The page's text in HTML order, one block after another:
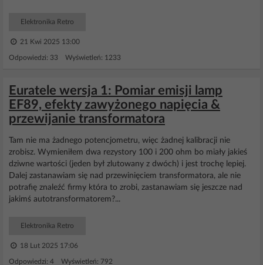
Elektronika Retro
21 Kwi 2025 13:00
Odpowiedzi: 33 Wyświetleń: 1233
Euratele wersja 1: Pomiar emisji lamp
EF89, efekty zawyżonego napięcia &
przewijanie transformatora
Tam nie ma żadnego potencjometru, więc żadnej kalibracji nie
zrobisz. Wymieniłem dwa rezystory 100 i 200 ohm bo miały jakieś
dziwne wartości (jeden był zlutowany z dwóch) i jest trochę lepiej.
Dalej zastanawiam się nad przewinięciem transformatora, ale nie
potrafię znaleźć firmy która to zrobi, zastanawiam się jeszcze nad
jakimś autotransformatorem?...
Elektronika Retro
18 Lut 2025 17:06
Odpowiedzi: 4 Wyświetleń: 792